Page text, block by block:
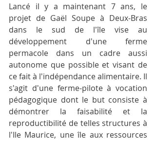
Lancé il y a maintenant 7 ans, le
projet de Gaël Soupe à Deux-Bras
dans le sud de l'île vise au
développement d'une ferme
permacole dans un cadre aussi
autonome que possible et visant de
ce fait à l'indépendance alimentaire. Il
s'agit d'une ferme-pilote à vocation
pédagogique dont le but consiste à
démontrer la faisabilité et la
reproductibilité de telles structures à
l'Ile Maurice, une île aux ressources